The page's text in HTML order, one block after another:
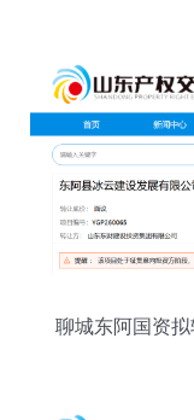
聊城东阿国资